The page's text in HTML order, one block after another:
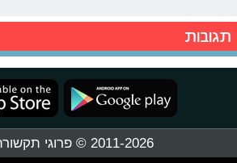
תגובות
2011-2026 © פרוגי תקשורת בע"מ